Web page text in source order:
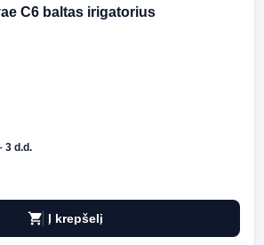
C6 baltas irigatorius
3 d.d.
shopping_cart Į krepšelį